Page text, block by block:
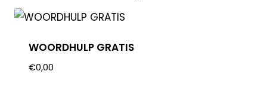
WOORDHULP GRATIS
€0,00